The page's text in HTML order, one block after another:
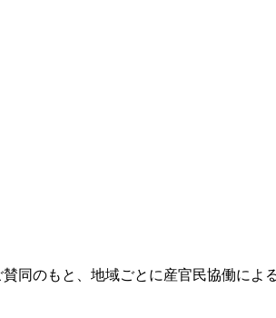
同のもと、地域ごとに産官民協働によ